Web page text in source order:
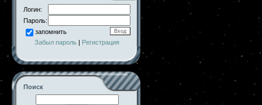
Логин:
Пароль:
запомнить
Забыл пароль | Регистрация
Поиск